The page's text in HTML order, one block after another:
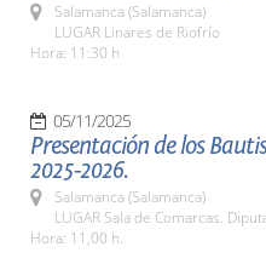
Salamanca (Salamanca)
LUGAR Linares de Riofrío
Hora: 11:30 h
05/11/2025
Presentación de los
2025-2026.
Salamanca (Salamanca)
LUGAR Sala de Comarcas.
Hora: 11,00 h.